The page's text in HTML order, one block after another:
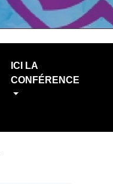
ICI LA
CONFÉRENCE